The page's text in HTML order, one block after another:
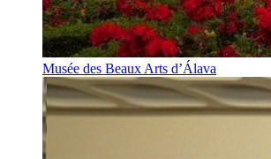
Musée des Beaux Arts d’Álava